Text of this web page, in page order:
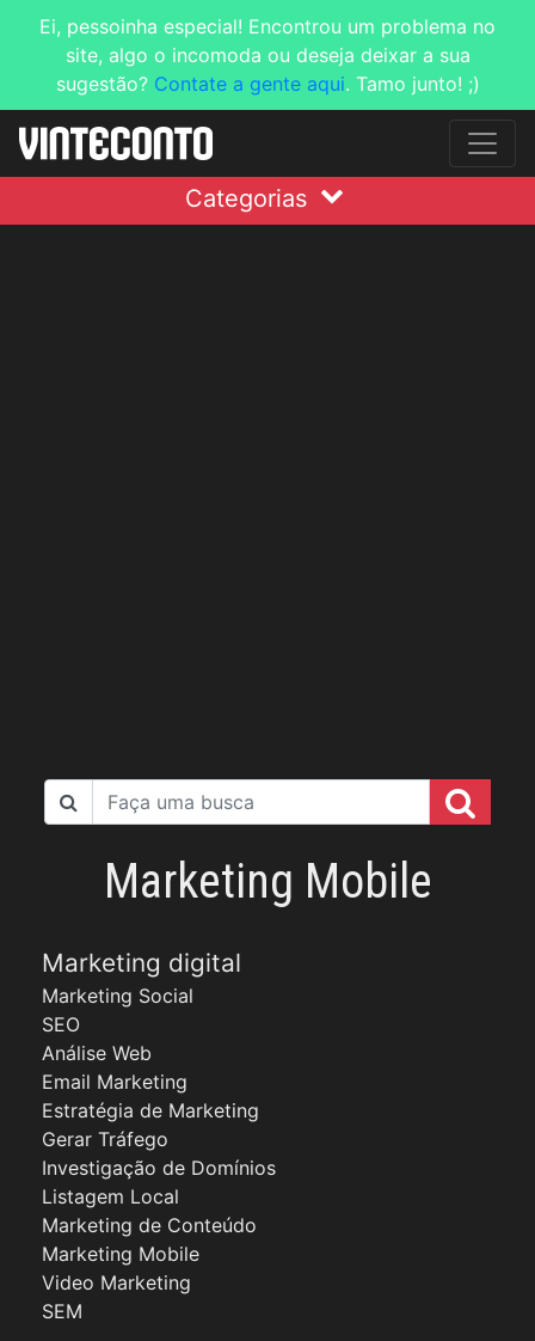
Ei, pessoinha especial! Encontrou um problema no
site, algo o incomoda ou deseja deixar a sua
sugestão? Contate a gente aqui. Tamo junto! ;)
Categorias
Marketing Mobile
Marketing digital
Marketing Social
SEO
Análise Web
Email Marketing
Estratégia de Marketing
Gerar Tráfego
Investigação de Domínios
Listagem Local
Marketing de Conteúdo
Marketing Mobile
Video Marketing
SEM